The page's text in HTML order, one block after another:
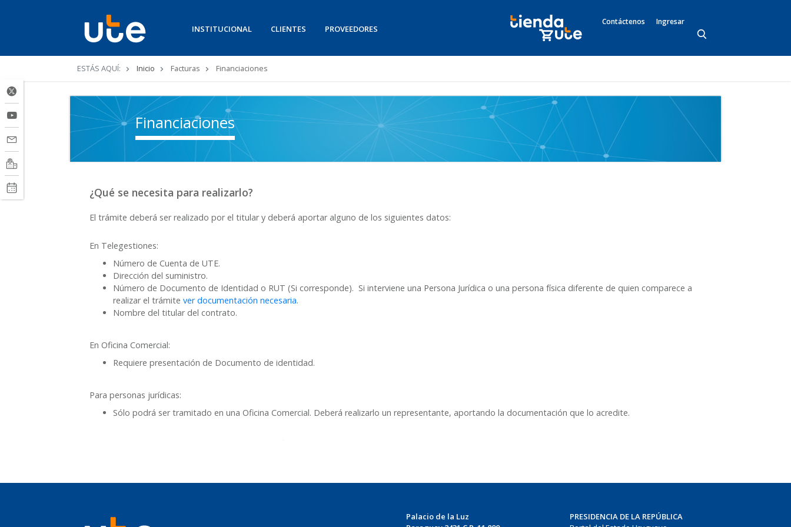
INSTITUCIONAL CLIENTES PROVEEDORES
Contáctenos Ingresar
Ruta
de
navegación
ESTÁS AQUÍ: Inicio Facturas Financiaciones
Financiaciones
¿Qué se necesita para realizarlo?
El trámite deberá ser realizado por el titular y deberá aportar alguno de los siguientes datos:
En Telegestiones:
Número de Cuenta de UTE.
Dirección del suministro.
Número de Documento de Identidad o RUT (Si corresponde). Si interviene una Persona Jurídica o una persona física diferente de quien comparece a
realizar el trámite ver documentación necesaria.
Nombre del titular del contrato.
En Oficina Comercial:
Requiere presentación de Documento de identidad.
Para personas jurídicas:
Sólo podrá ser tramitado en una Oficina Comercial. Deberá realizarlo un representante, aportando la documentación que lo acredite.
Palacio de la Luz
PRESIDENCIA DE LA REPÚBLICA